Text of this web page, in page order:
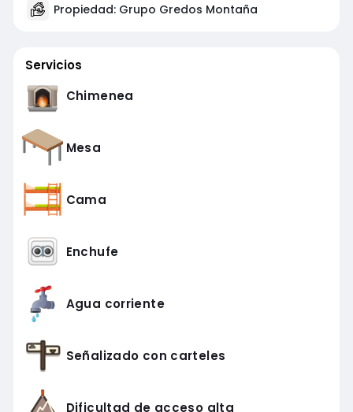
Propiedad: Grupo Gredos Montaña
Servicios
Chimenea
Mesa
Cama
Enchufe
Agua corriente
Señalizado con carteles
Dificultad de acceso alta